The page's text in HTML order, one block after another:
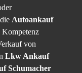
Autoankauf
Kompetenz
von
Lkw Ankauf
Schumacher